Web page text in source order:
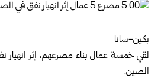
بكين-سانا
لقي خمسة عمال بناء مصرعهم، إثر
الصين.